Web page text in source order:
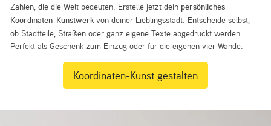
Zahlen, die die Welt bedeuten. Erstelle jetzt dein persönliches
Koordinaten-Kunstwerk von deiner Lieblingsstadt. Entscheide selbst,
ob Stadtteile, Straßen oder ganz eigene Texte abgedruckt werden.
Perfekt als Geschenk zum Einzug oder für die eigenen vier Wände.
Koordinaten-Kunst gestalten